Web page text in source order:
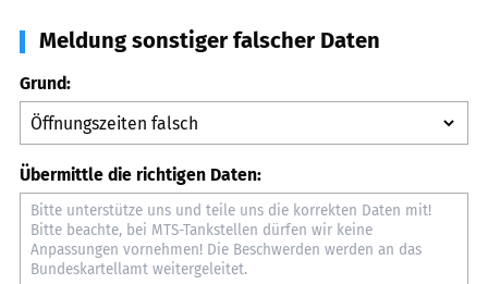
Meldung sonstiger falscher Daten
Grund:
Übermittle die richtigen Daten: